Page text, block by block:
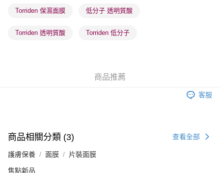
確認發貨後1-3 工作天送達，訂單將隨機分配至SF順豐速運或京東
每筆HK$65.00，滿HK$300.00或以上免運費
每筆HK$20.00，滿HK$100.00或以上免運費
(澳門門市) 只顯示可選門市。確認發貨後2-5個工作天到店，3天內
澳門地區配送 - 確認發貨後1-4個工作天送達 運費表
Torriden 保濕面膜 低分子 透明質酸
Torriden 透明質酸 Torriden 低分子
商品推薦
客服
商品相關分類 (3) 查看全部
護膚保養 面膜 片裝面膜
焦點新品